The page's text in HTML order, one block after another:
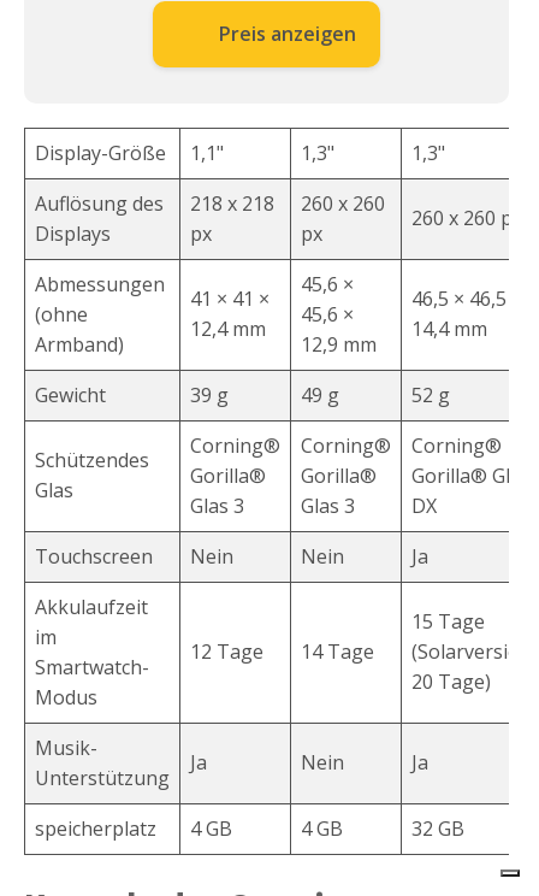
Preis anzeigen
Display-Größe 1,1" 1,3"
1,3"
Auflösung des
Displays
218 x 218
px
260 x 260
px
260 x 260 px
Abmessungen
(ohne
Armband)
41 × 41 ×
12,4 mm
45,6 ×
45,6 ×
12,9 mm
46,5 × 46,5 ×
14,4 mm
Gewicht 39 g 49 g 52 g
Schützendes
Glas
Corning®
Gorilla®
Glas 3
Corning®
Gorilla®
Glas 3
Corning®
Gorilla® Glas
DX
Touchscreen
Nein Nein
Ja
Akkulaufzeit
im
Smartwatch-
Modus
12 Tage 14 Tage
15 Tage
(Solarversion
20 Tage)
Musik-
Unterstützung
Ja Nein Ja
speicherplatz 4 GB 4 GB 32 GB
Garmin Forerunner 255S Music Siehe